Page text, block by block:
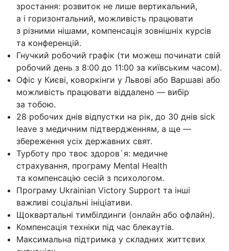
зростання: розвиток не лише вертикальний,
а і горизонтальний, можливість працювати
з різними нішами, компенсація зовнішніх курсів
та конференцій.
Гнучкий робочий графік (ти можеш починати свій
робочий день з 8:00 до 11:00 за київським часом).
Офіс у Києві, коворкінги у Львові або Варшаві або
можливість працювати віддалено — вибір
за тобою.
28 робочих днів відпустки на рік, до 30 днів sick
leave з медичним підтвердженням, а ще —
збереження усіх державних свят.
Турботу про твоє здоров`я: медичне
страхування, програму Mental Health
та компенсацію сесій з психологом.
Програму Ukrainian Victory Support та інші
важливі соціальні ініціативи.
Щоквартальні тимбілдинги (онлайн або офлайн).
Компенсація техніки під час блекаутів.
Максимальна підтримка у складних життєвих